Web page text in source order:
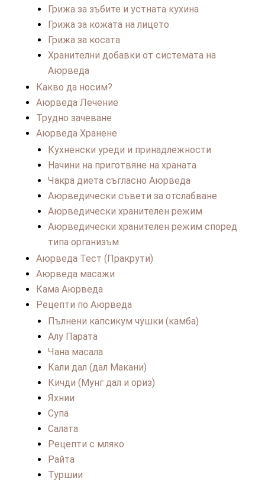
Грижа за зъбите и устната кухина
Грижа за кожата на лицето
Грижа за косата
Хранителни добавки от системата на
Аюрведа
Какво да носим?
Аюрведа Лечение
Трудно зачеване
Аюрведа Хранене
Кухненски уреди и принадлежности
Начини на приготвяне на храната
Чакра диета съгласно Аюрведа
Аюрведически съвети за отслабване
Аюрведически хранителен режим
Аюрведически хранителен режим според
типа организъм
Аюрведа Тест (Пракрути)
Аюрведа масажи
Кама Аюрведа
Рецепти по Аюрведа
Пълнени капсикум чушки (камба)
Алу Парата
Чана масала
Кали дал (дал Макани)
Кичди (Мунг дал и ориз)
Яхнии
Супа
Салата
Рецепти с мляко
Райта
Туршии